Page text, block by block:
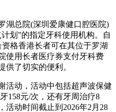
总院(深圳爱康健口腔医院)
划”的指定牙科使用机构。自
格香港长者可在其位于罗湖
使用长者医疗券支付牙科费
供了切实的便利。
动，活动中包括超声波保健
158元/次，还有牙周治疗8
活动时间截止到2026年2月28